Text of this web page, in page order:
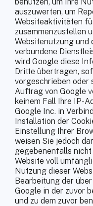
auszuwerten, um
Websiteaktivitäten
zusammenzustellen
Websitenutzung
verbundene
wird Google diese
Dritte übertragen,
vorgeschrieben oder
Auftrag von Google
keinem Fall Ihre IP-
Google Inc. in
Installation der
Einstellung Ihrer
weisen Sie jedoch
gegebenenfalls
Website voll
Nutzung dieser
Bearbeitung der
Google in der zuvor
und zu dem zuvor